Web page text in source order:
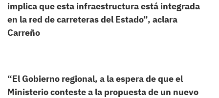
implica que esta infraestructura está integrada
en la red de carreteras del Estado”, aclara
Carreño
“El Gobierno regional, a la espera de que el
Ministerio conteste a la propuesta de un nuevo